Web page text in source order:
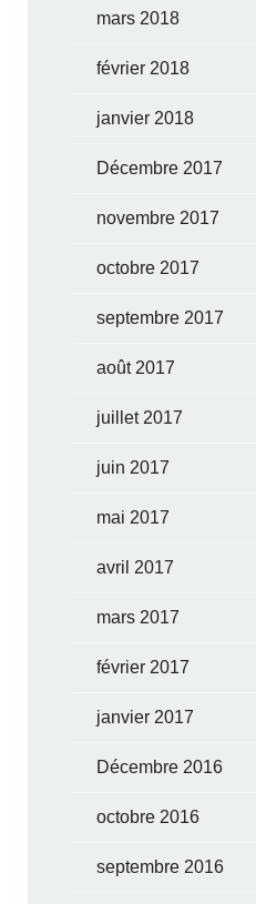
mars 2018
février 2018
janvier 2018
Décembre 2017
novembre 2017
octobre 2017
septembre 2017
août 2017
juillet 2017
juin 2017
mai 2017
avril 2017
mars 2017
février 2017
janvier 2017
Décembre 2016
octobre 2016
septembre 2016